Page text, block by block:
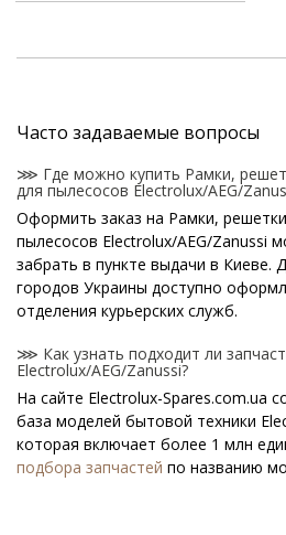
Часто задаваемые вопросы
⋙ Где можно купить Рамки,
для пылесосов Electrolux/AEG/
Оформить заказ на Рамки,
пылесосов Electrolux/AEG/Zanussi
забрать в пункте выдачи в Киеве.
городов Украины доступно
отделения курьерских служб.
⋙ Как узнать подходит ли
Electrolux/AEG/Zanussi?
На сайте Electrolux-Spares.com.ua
база моделей бытовой техники
которая включает более 1 млн
подбора запчастей по названию